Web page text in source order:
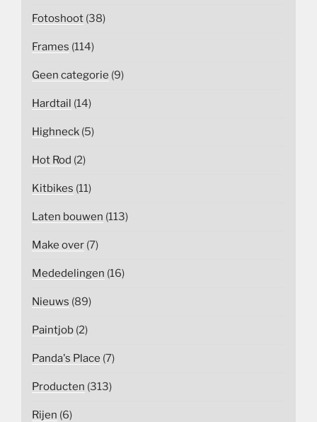
Fotoshoot (38)
Frames (114)
Geen categorie (9)
Hardtail (14)
Highneck (5)
Hot Rod (2)
Kitbikes (11)
Laten bouwen (113)
Make over (7)
Mededelingen (16)
Nieuws (89)
Paintjob (2)
Panda's Place (7)
Producten (313)
Rijen (6)